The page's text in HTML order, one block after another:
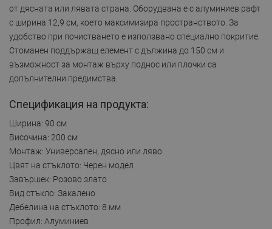
от дясната или лявата страна. Оборудвана е с алуминиев рафт
с ширина 12,9 см, което максимизира пространството. За
удобство при почистването е използвано специално покритие.
Стоманен поддържащ елемент с дължина до 150 см и
възможност за монтаж върху поднос или плочки са
допълнителни предимства.
Спецификация на продукта:
Ширина: 90 см
Височина: 200 см
Монтаж: Универсален, дясно или ляво
Цвят на стъклото: Черен модел
Завършек: Розово злато
Вид стъкло: Закалено
Дебелина на стъклото: 8 мм
Профил: Алуминиев